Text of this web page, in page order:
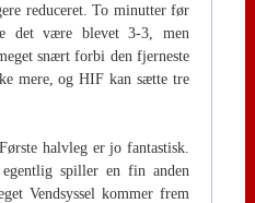
reduceret. To minutter før
det være blevet 3-3, men
snært forbi den fjerneste
mere, og HIF kan sætte tre
halvleg er jo fantastisk.
spiller en fin anden
Vendsyssel kommer frem